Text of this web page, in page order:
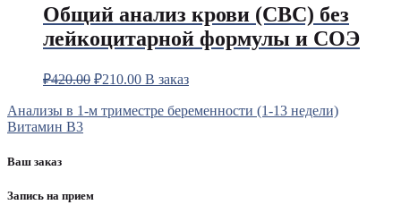
Общий анализ крови (CBC) без
лейкоцитарной формулы и СОЭ
₽420.00 ₽210.00 В заказ
Навигация
по
записям
Анализы в 1-м триместре беременности (1-13 недели)
Витамин В3
Ваш заказ
Запись на прием